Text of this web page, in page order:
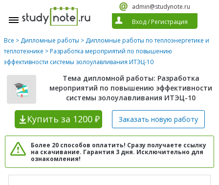
admin@studynote.ru
Вход/ Регистрация
Все > Дипломные работы > Дипломные работы по теплоэнергетике и
теплотехнике > Разработка мероприятий по повышению
эффективности системы золоулавливания ИТЭЦ-10
Тема дипломной работы: Разработка
мероприятий по повышению эффективности
системы золоулавливания ИТЭЦ-10
Купить за 1200 ₽ Заказать новую работу
Более 20 способов оплатить! Сразу получаете ссылку
на скачивание. Гарантия 3 дня. Исключительно для
ознакомления!